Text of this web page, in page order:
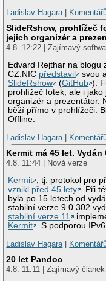
Ladislav Hagara |
SlideRshow, prohlížeč
jejich organizér a
4.8. 12:22 | Zajímavý
Edvard Rejthar na blogu
CZ.NIC představil
svou
SlideRshow
(GitHub ).
prohlížeč fotek, ale i jako
organizér a prezentátor.
běží přímo v prohlížeči.
Offline.
Ladislav Hagara |
Kermit má 45 let. Vydán
4.8. 11:44 | Nová verze
Kermit , tj. protokol pro
vznikl před 45 lety . Při
byla po 15 letech od
stabilní verze 9.0.302
stabilní verze 11
Kermit . S podporou
Ladislav Hagara |
20 let Pandoc
4.8. 11:11 | Zajímavý článek